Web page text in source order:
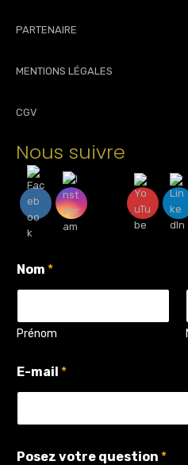
PARTENAIRE
MENTIONS LÉGALES
CGV
Nous suivre
Nom *
Prénom
E-mail *
oPosez votre question *